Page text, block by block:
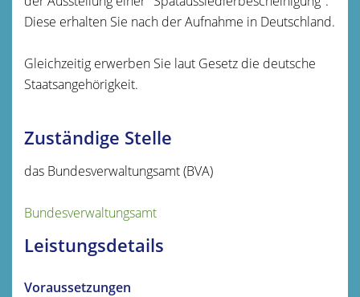
Diese erhalten Sie nach der Aufnahme in Deutschland.
Gleichzeitig erwerben Sie laut Gesetz die deutsche
Staatsangehörigkeit.
Zuständige Stelle
das Bundesverwaltungsamt (BVA)
Bundesverwaltungsamt
Leistungsdetails
Voraussetzungen